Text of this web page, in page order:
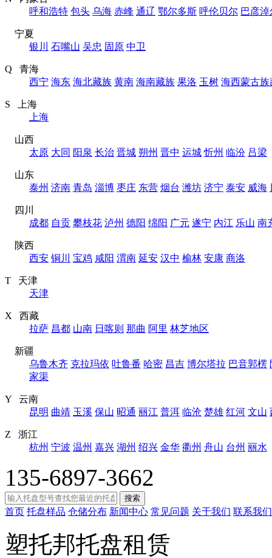
呼和浩特 包头 乌海 赤峰 通辽 鄂尔多斯 呼伦贝尔 巴彦淖
宁夏
银川
石嘴山 吴忠 固原 中卫
Q 青海
西宁 海东 海北藏族 黄南 海南藏族 果洛 玉树 海西蒙古族
S 上海
上海
山西
太原 大同 阳泉 长治 晋城 朔州 晋中 运城 忻州 临汾 吕梁
山东
泰州 济南 青岛 淄博 枣庄 东营 烟台 潍坊 济宁 泰安 威海
四川
成都 自贡 攀枝花 泸州 德阳 绵阳 广元 遂宁 内江 乐山 南
陕西
西安 铜川 宝鸡 咸阳 渭南 延安 汉中 榆林 安康 商洛
T 天津
天津
X 西藏
拉萨 昌都 山南 日喀则 那曲 阿里 林芝地区
新疆
乌鲁木齐 克拉玛依 吐鲁番 哈密 昌吉 博尔塔拉 巴音郭楞
家渠
Y 云南
昆明 曲靖 玉溪 保山 昭通 丽江 普洱 临沧 楚雄 红河 文山
Z 浙江
杭州 宁波 温州 嘉兴 湖州 绍兴 金华 衢州 舟山 台州 丽水
135-6897-3662
搜索
首页 托盘样品 仓储分布 新闻中心 常见问题 关于我们 联系我们
塑托邦托盘租赁